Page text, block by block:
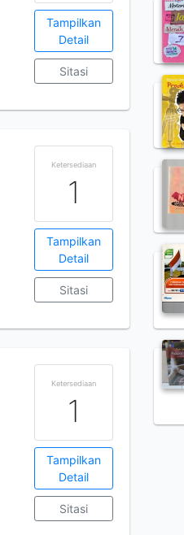
Tampilkan
Detail
Sitasi
Ketersediaan
1
Tampilkan
Detail
Sitasi
Ketersediaan
1
Tampilkan
Detail
Sitasi